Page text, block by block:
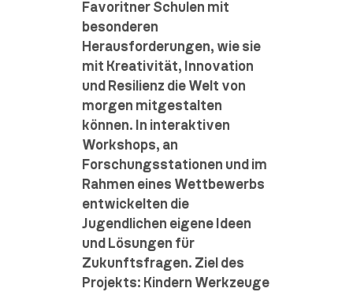
Favoritner Schulen mit
besonderen
Herausforderungen, wie sie
mit Kreativität, Innovation
und Resilienz die Welt von
morgen mitgestalten
können. In interaktiven
Workshops, an
Forschungsstationen und im
Rahmen eines Wettbewerbs
entwickelten die
Jugendlichen eigene Ideen
und Lösungen für
Zukunftsfragen. Ziel des
Projekts: Kindern Werkzeuge